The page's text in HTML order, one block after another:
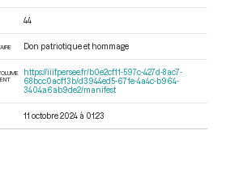
44
Don patriotique et hommage
https://iiif.persee.fr/b0e2cf11-597c-427d-8ac7-
68bcc0acf13b/d3944ed5-671e-4a4c-b964-
3404a6ab9de2/manifest
11 octobre 2024 à 01:23